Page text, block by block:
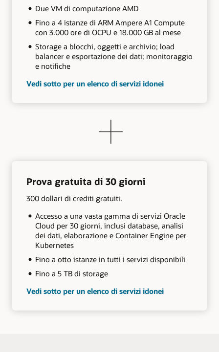
Due VM di computazione AMD
Fino a 4 istanze di ARM Ampere A1 Compute
con 3.000 ore di OCPU e 18.000 GB al mese
Storage a blocchi, oggetti e archivio; load
balancer e esportazione dei dati; monitoraggio
e notifiche
Vedi sotto per un elenco di servizi idonei
Prova gratuita di 30 giorni
300 dollari di crediti gratuiti.
Accesso a una vasta gamma di servizi Oracle
Cloud per 30 giorni, inclusi database, analisi
dei dati, elaborazione e Container Engine per
Kubernetes
Fino a otto istanze in tutti i servizi disponibili
Fino a 5 TB di storage
Vedi sotto per un elenco di servizi idonei